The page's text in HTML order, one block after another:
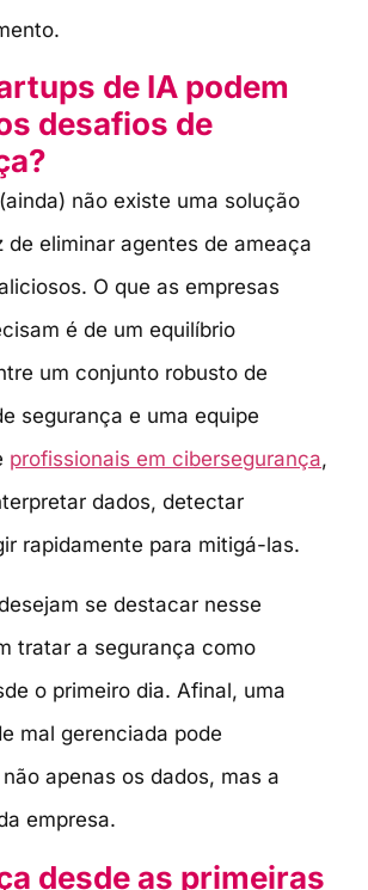
de IA podem
desafios de
não existe uma solução
de eliminar agentes de ameaça
O que as empresas
é de um equilíbrio
um conjunto robusto de
segurança e uma equipe
profissionais em cibersegurança,
dados, detectar
rapidamente para mitigá-las.
se destacar nesse
tratar a segurança como
o primeiro dia. Afinal, uma
mal gerenciada pode
apenas os dados, mas a
empresa.
desde as primeiras